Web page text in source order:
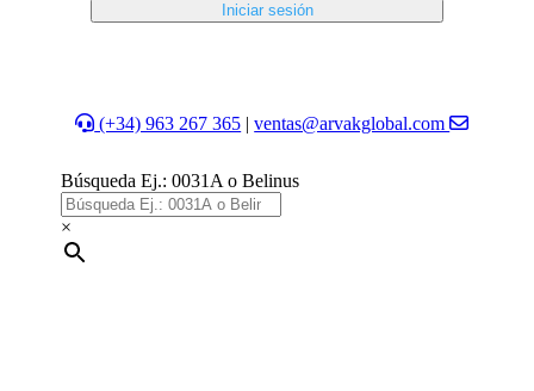
Iniciar sesión
(+34) 963 267 365 |ventas@arvakglobal.com
Búsqueda Ej.: 0031A o Belinus
×